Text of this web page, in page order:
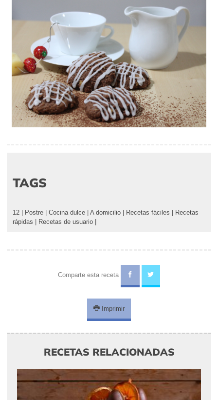
TAGS
12 Postre Cocina dulce A domicilio Recetas fáciles
Recetas
rápidas
Recetas de usuario
Comparte esta receta
Imprimir
RECETAS RELACIONADAS